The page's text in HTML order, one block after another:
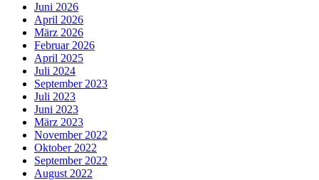
Juni 2026
April 2026
März 2026
Februar 2026
April 2025
Juli 2024
September 2023
Juli 2023
Juni 2023
März 2023
November 2022
Oktober 2022
September 2022
August 2022